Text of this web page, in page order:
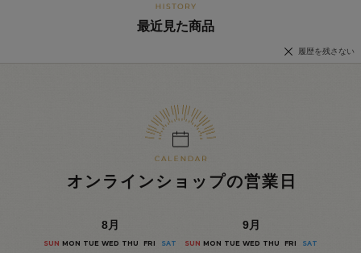
最近見た商品
履歴を残さない
オンラインショップの営業日
8月
SUN MON TUE WED THU FRI SAT
9月
SUN MON TUE WED THU FRI SAT